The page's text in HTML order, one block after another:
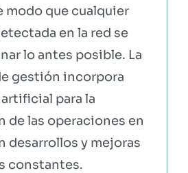
modo que cualquier
en la red se
lo antes posible. La
gestión incorpora
para la
de las operaciones en
desarrollos y mejoras
constantes.